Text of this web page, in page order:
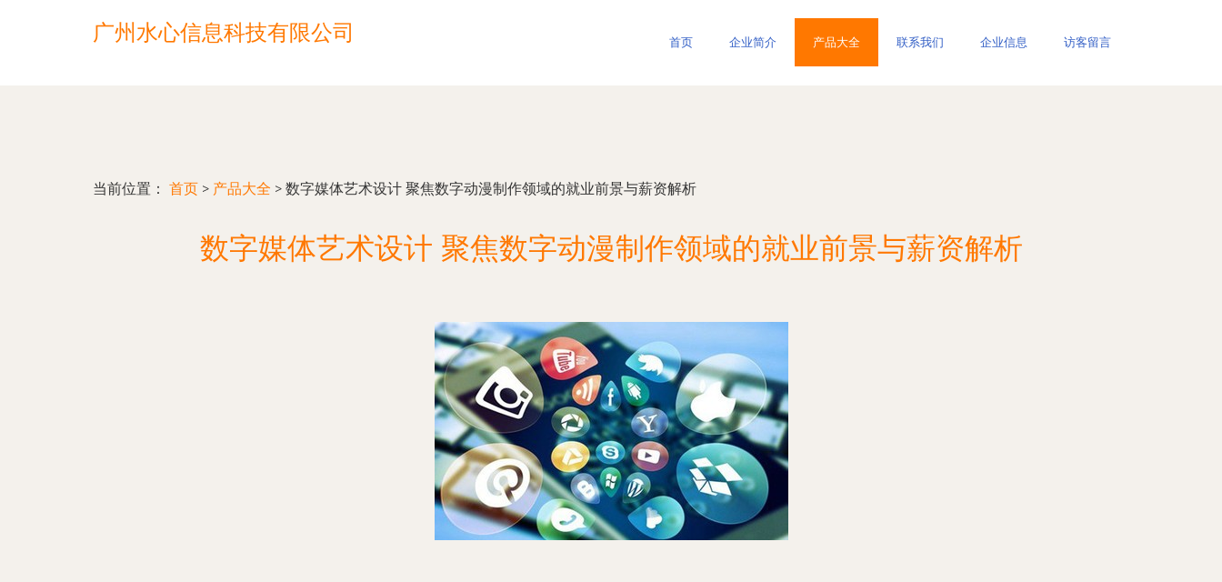
广州水心信息科技有限公司 首页 企业简介 产品大全 联系我们 企业信息 访客留言
当前位置： 首页 > 产品大全 > 数字媒体艺术设计 聚焦数字动漫制作领域的就业前景与薪资解析
数字媒体艺术设计 聚焦数字动漫制作领域的就业前景与薪资解析